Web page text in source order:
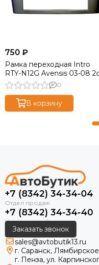
750 ₽
Рамка переходная Intro
RTY-N12G Avensis 03-08 2din
( 11-108 )
0
В корзину
+7 (8342) 34-34-04
+7 (8342) 34-34-40
Заказать звонок
sales@avtobutik13.ru
г. Саранск,
г. Пенза, ул.